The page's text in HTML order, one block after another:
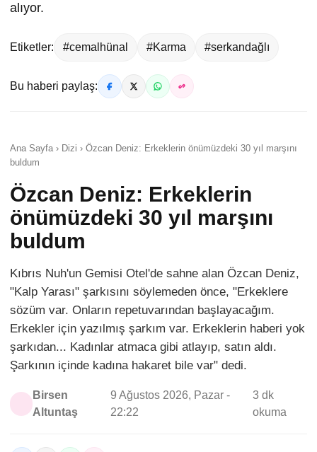
alıyor.
Etiketler: #cemalhünal #Karma #serkandağlı
Bu haberi paylaş:
Ana Sayfa › Dizi › Özcan Deniz: Erkeklerin önümüzdeki 30 yıl marşını
buldum
Özcan Deniz: Erkeklerin
önümüzdeki 30 yıl marşını
buldum
Kıbrıs Nuh'un Gemisi Otel'de sahne alan Özcan Deniz,
"Kalp Yarası" şarkısını söylemeden önce, "Erkeklere
sözüm var. Onların repetuvarından başlayacağım.
Erkekler için yazılmış şarkım var. Erkeklerin haberi yok
şarkıdan... Kadınlar atmaca gibi atlayıp, satın aldı.
Şarkının içinde kadına hakaret bile var" dedi.
Birsen
Altuntaş
9 Ağustos 2026, Pazar -
22:22
3 dk
okuma